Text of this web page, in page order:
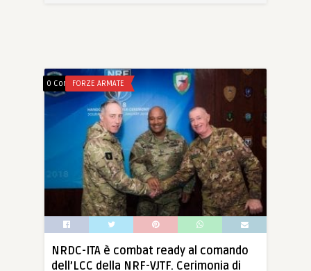
0 CommentsFORZE ARMATE
NRDC-ITA è combat ready al comando
dell’LCC della NRF-VJTF. Cerimonia di